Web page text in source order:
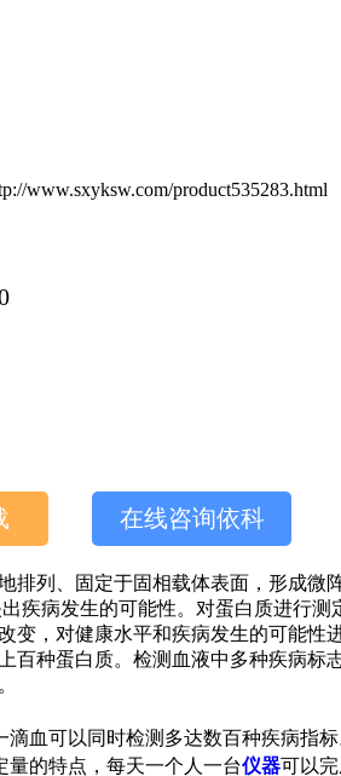
www.sxyksw.com/product535283.html
在线咨询依科
排列、固定于固相载体表面，形成微
疾病发生的可能性。对蛋白质进行
变，对健康水平和疾病发生的可能性
百种蛋白质。检测血液中多种疾病
血可以同时检测多达数百种疾病指标
量的特点，每天一个人一台仪器可以完